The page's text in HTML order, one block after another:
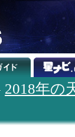
2018年の